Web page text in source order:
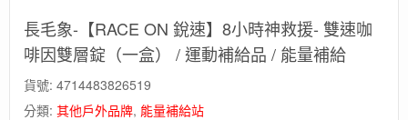
長毛象-【RACE ON 銳速】8小時神救援- 雙速咖
啡因雙層錠（一盒） / 運動補給品 / 能量補給
貨號: 4714483826519
分類: 其他戶外品牌, 能量補給站